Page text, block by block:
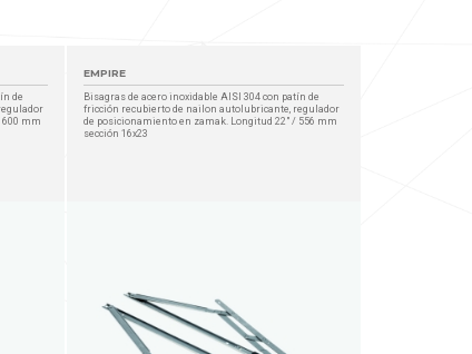
de
mm
EMPIRE
Bisagras de acero inoxidable AISI 304 con patín de
fricción recubierto de nailon autolubricante, regulador
de posicionamiento en zamak. Longitud 22" / 556 mm
sección 16x23